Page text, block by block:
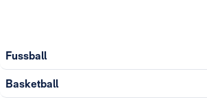
Fussball
Basketball